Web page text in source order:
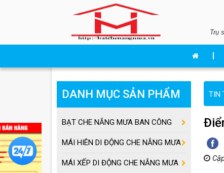
Trụ
TIN
DANH MỤC SẢN PHẨM
BẠT CHE NẮNG MƯA BAN CÔNG
MÁI HIÊN DI ĐỘNG CHE NẮNG MƯA
MÁI XẾP DI ĐỘNG CHE NẮNG MƯA